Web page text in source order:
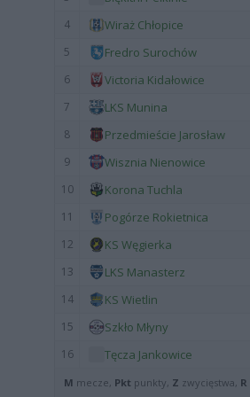
4 Wiraż Chłopice
5 Fredro Surochów
6 Victoria Kidałowice
7 LKS Munina
8 Przedmieście Jarosław
9 Wisznia Nienowice
10 Korona Tuchla
11 Pogórze Rokietnica
12 KS Węgierka
13 LKS Manasterz
14 KS Wietlin
15 Szkło Młyny
16 Tęcza Jankowice
M mecze, Pkt punkty, Z zwycięstwa, R